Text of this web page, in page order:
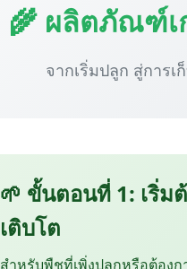
🌾 ผลิตภัณฑ์เ
จากเริ่มปลูก สู่การ
🌱 ขั้นตอนที่ 1: เริ่ม
เติบโต
สำหรับพืชที่เพิ่งปลูกหรือต้องกา